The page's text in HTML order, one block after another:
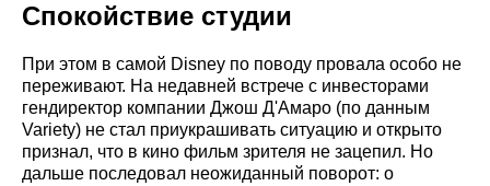
Спокойствие студии
При этом в самой Disney по поводу провала особо не
переживают. На недавней встрече с инвесторами
гендиректор компании Джош Д'Амаро (по данным
Variety) не стал приукрашивать ситуацию и открыто
признал, что в кино фильм зрителя не зацепил. Но
дальше последовал неожиданный поворот: о